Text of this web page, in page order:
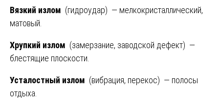
Вязкий излом (гидроудар) — мелкокристаллический,
матовый.
Хрупкий излом (замерзание, заводской дефект) —
блестящие плоскости.
Усталостный излом (вибрация, перекос) — полосы
отдыха.